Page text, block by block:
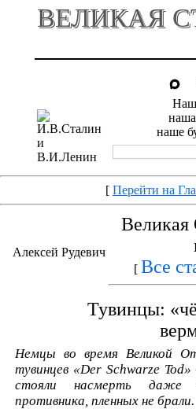
ВЕЛИКАЯ
наше
[ Перейти на
Алексей Рудевич
Великая
[ Все
Тувинцы:
Немцы во время Великой
тувинцев «Der Schwarze
стояли насмерть даже
противника, пленных не брали.